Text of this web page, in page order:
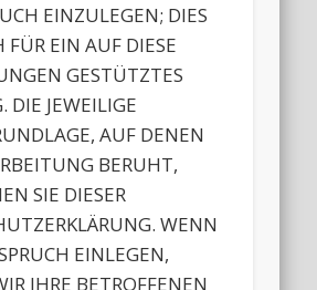
EINZULEGEN; DIES
FÜR EIN AUF DIESE
GESTÜTZTES
DIE JEWEILIGE
AUF DENEN
BERUHT,
SIE DIESER
WENN
EINLEGEN,
IHRE BETROFFENEN